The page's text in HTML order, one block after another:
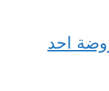
احد